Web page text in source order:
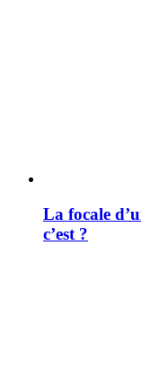
La focale
c’est ?